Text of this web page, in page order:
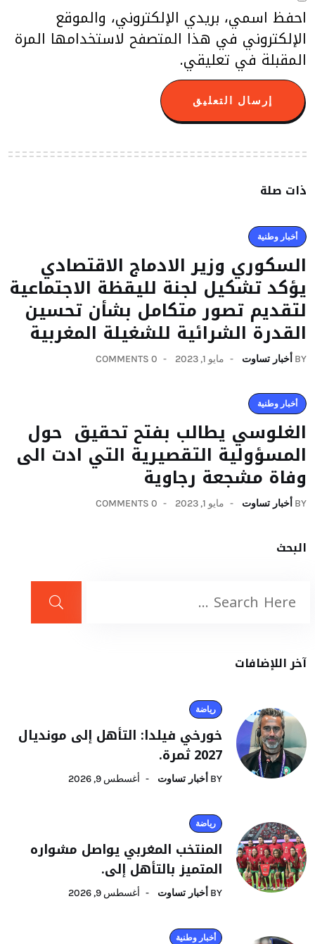
احفظ اسمي، بريدي الإلكتروني، والموقع
الإلكتروني في هذا المتصفح لاستخدامها المرة
المقبلة في تعليقي.
ذات صلة
أخبار وطنية
السكوري وزير الادماج الاقتصادي
يؤكد تشكيل لجنة لليقظة الاجتماعية
لتقديم تصور متكامل بشأن تحسين
القدرة الشرائية للشغيلة المغربية
BY أخبار تساوت مايو 1, 2023 0 COMMENTS
أخبار وطنية
الغلوسي يطالب بفتح تحقيق حول
المسؤولية التقصيرية التي ادت الى
وفاة مشجعة رجاوية
BY أخبار تساوت مايو 1, 2023 0 COMMENTS
البحث
آخر اللإضافات
رياضة
خورخي فيلدا: التأهل إلى مونديال
2027 ثمرة.
BY أخبار تساوت أغسطس 9, 2026
رياضة
المنتخب المغربي يواصل مشواره
المتميز بالتأهل إلى.
BY أخبار تساوت أغسطس 9, 2026
أخبار وطنية